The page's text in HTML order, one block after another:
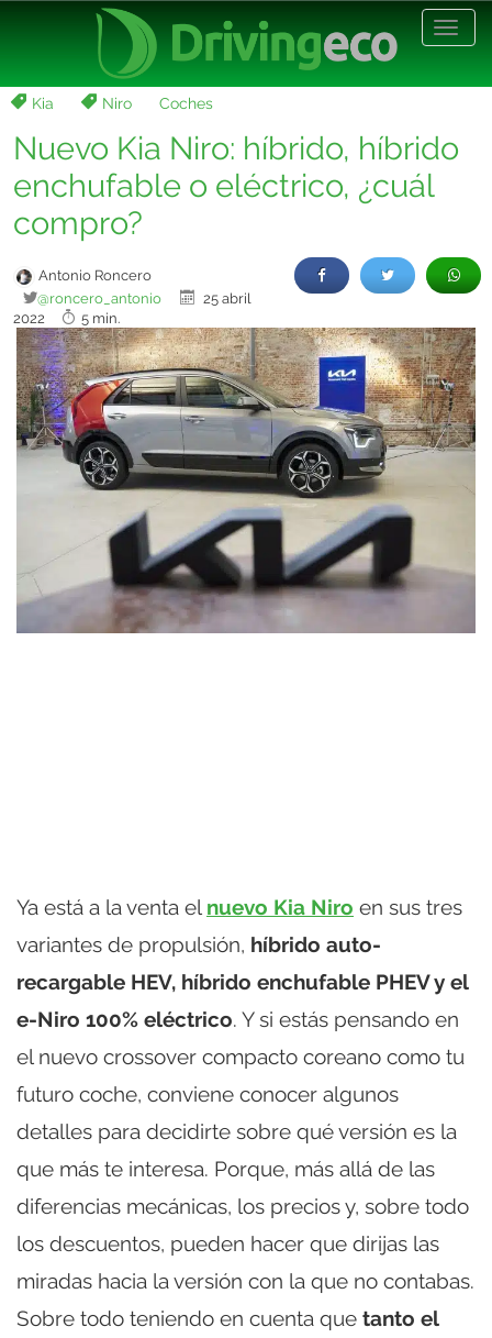
Kia Niro Coches
Nuevo Kia Niro: híbrido, híbrido
enchufable o eléctrico, ¿cuál
compro?
Antonio Roncero
@roncero_antonio
25 abril
2022
5 min.
Ya está a la venta el nuevo Kia Niro en sus tres
variantes de propulsión, híbrido auto-
recargable HEV, híbrido enchufable PHEV y el
e-Niro 100% eléctrico. Y si estás pensando en
el nuevo crossover compacto coreano como tu
futuro coche, conviene conocer algunos
detalles para decidirte sobre qué versión es la
que más te interesa. Porque, más allá de las
diferencias mecánicas, los precios y, sobre todo
los descuentos, pueden hacer que dirijas las
miradas hacia la versión con la que no contabas.
Sobre todo teniendo en cuenta que tanto el